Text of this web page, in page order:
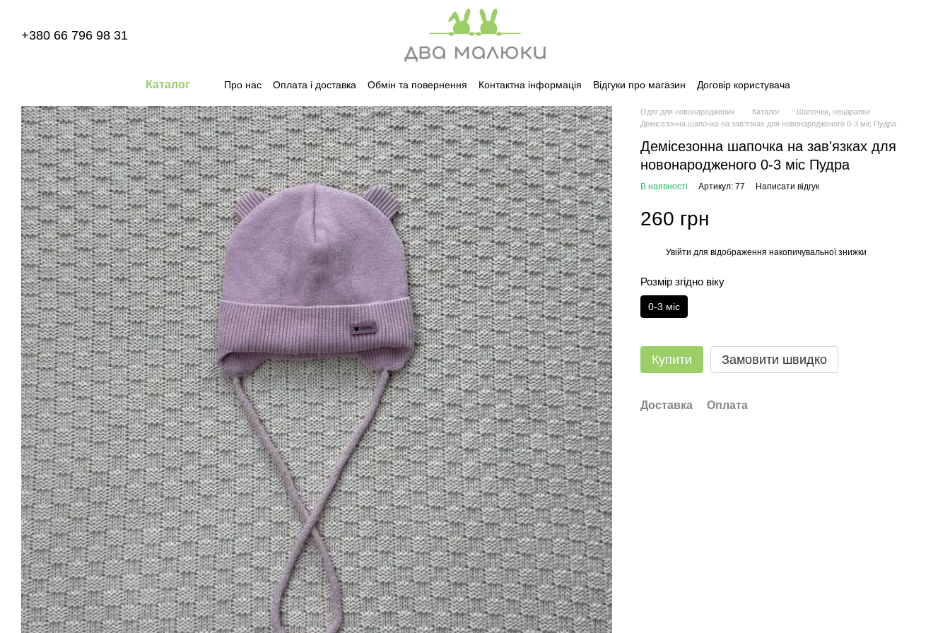
+380 66 796 98 31
Каталог Про нас Оплата і доставка Обмін та повернення Контактна інформація Відгуки про магазин Договір користувача
Одяг для новонароджених Каталог
Шапочки, нецарапки
Демісезонна шапочка на зав'язках для новонародженого 0-3 міс Пудра
Демісезонна шапочка на зав'язках для
новонародженого 0-3 міс Пудра
В наявності Артикул: 77 Написати відгук
260 грн
Увійти для відображення накопичувальної знижки
Розмір згідно віку
0-3 міс
Купити Замовити швидко
Доставка Оплата